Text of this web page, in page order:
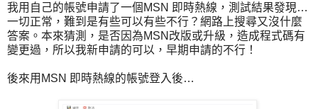
我用自己的帳號申請了一個MSN 即時熱線，測試結果發現…
一切正常，難到是有些可以有些不行？網路上搜尋又沒什麼
答案。本來猜測，是否因為MSN改版或升級，造成程式碼有
變更過，所以我新申請的可以，早期申請的不行！
後來用MSN 即時熱線的帳號登入後…